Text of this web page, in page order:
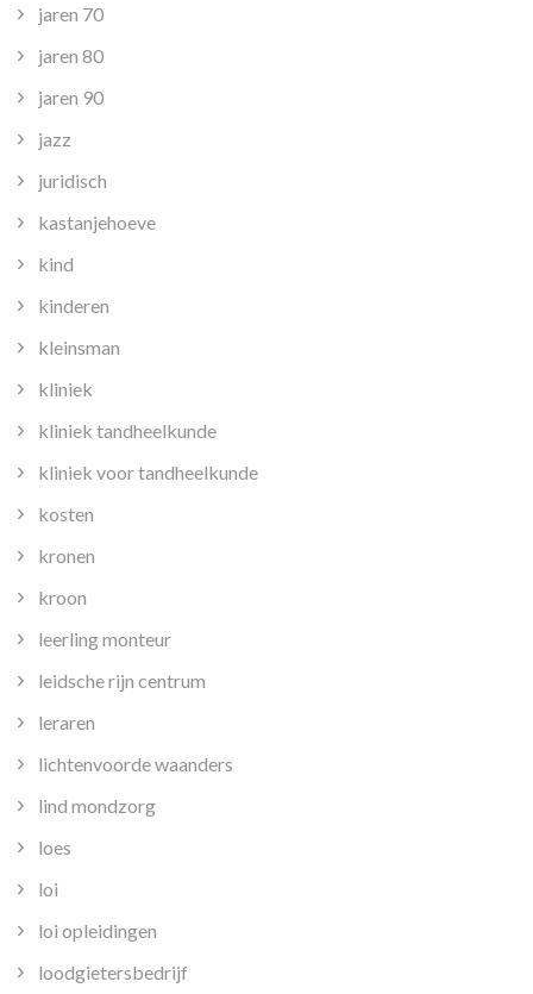
jaren 70
jaren 80
jaren 90
jazz
juridisch
kastanjehoeve
kind
kinderen
kleinsman
kliniek
kliniek tandheelkunde
kliniek voor tandheelkunde
kosten
kronen
kroon
leerling monteur
leidsche rijn centrum
leraren
lichtenvoorde waanders
lind mondzorg
loes
loi
loi opleidingen
loodgietersbedrijf